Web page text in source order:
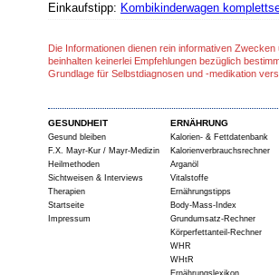
Einkaufstipp: Kombikinderwagen
Die Informationen dienen rein informativen
beinhalten keinerlei Empfehlungen bezüglich
Grundlage für Selbstdiagnosen und -medikation
GESUNDHEIT
Gesund bleiben
F.X. Mayr-Kur / Mayr-Medizin
Heilmethoden
Sichtweisen & Interviews
Therapien
Startseite
Impressum
ERNÄHRUNG
Kalorien- & Fettdatenbank
Kalorienverbrauchsrechner
Arganöl
Vitalstoffe
Ernährungstipps
Body-Mass-Index
Grundumsatz-Rechner
Körperfettanteil-Rechner
WHR
WHtR